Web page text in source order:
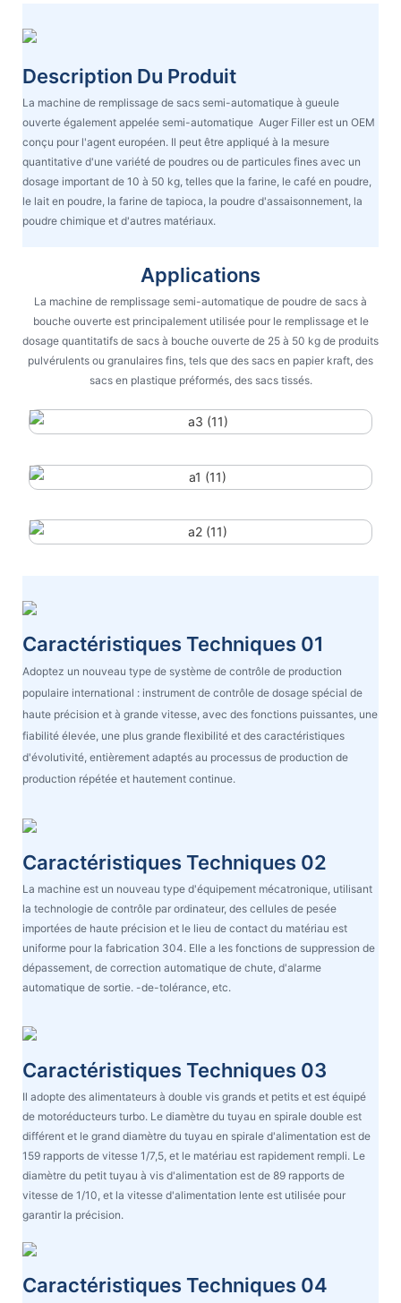
Description Du Produit
La machine de remplissage de sacs semi-automatique à gueule
ouverte également appelée semi-automatique Auger Filler est un OEM
conçu pour l'agent européen. Il peut être appliqué à la mesure
quantitative d'une variété de poudres ou de particules fines avec un
dosage important de 10 à 50 kg, telles que la farine, le café en poudre,
le lait en poudre, la farine de tapioca, la poudre d'assaisonnement, la
poudre chimique et d'autres matériaux.
Applications
La machine de remplissage semi-automatique de poudre de sacs à
bouche ouverte est principalement utilisée pour le remplissage et le
dosage quantitatifs de sacs à bouche ouverte de 25 à 50 kg de produits
pulvérulents ou granulaires fins, tels que des sacs en papier kraft, des
sacs en plastique préformés, des sacs tissés.
Caractéristiques Techniques 01
Adoptez un nouveau type de système de contrôle de production
populaire international : instrument de contrôle de dosage spécial de
haute précision et à grande vitesse, avec des fonctions puissantes, une
fiabilité élevée, une plus grande flexibilité et des caractéristiques
d'évolutivité, entièrement adaptés au processus de production de
production répétée et hautement continue.
Caractéristiques Techniques 02
La machine est un nouveau type d'équipement mécatronique, utilisant
la technologie de contrôle par ordinateur, des cellules de pesée
importées de haute précision et le lieu de contact du matériau est
uniforme pour la fabrication 304. Elle a les fonctions de suppression de
dépassement, de correction automatique de chute, d'alarme
automatique de sortie. -de-tolérance, etc.
Caractéristiques Techniques 03
Il adopte des alimentateurs à double vis grands et petits et est équipé
de motoréducteurs turbo. Le diamètre du tuyau en spirale double est
différent et le grand diamètre du tuyau en spirale d'alimentation est de
159 rapports de vitesse 1/7,5, et le matériau est rapidement rempli. Le
diamètre du petit tuyau à vis d'alimentation est de 89 rapports de
vitesse de 1/10, et la vitesse d'alimentation lente est utilisée pour
garantir la précision.
Caractéristiques Techniques 04